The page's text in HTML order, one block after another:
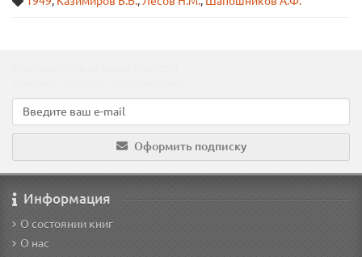
Оформить подписку
Информация
О состоянии книг
О нас